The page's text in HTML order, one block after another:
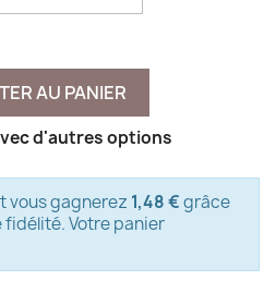
AU PANIER
d'autres options
vous gagnerez 1,48 €grâce
Votre panier